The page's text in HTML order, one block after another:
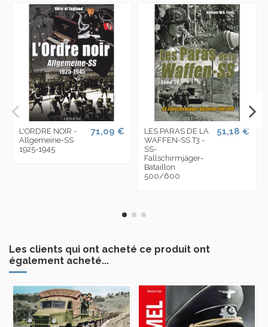
L'ORDRE NOIR -
Allgemeine-SS
1925-1945
71,09 €
LES PARAS DE LA
WAFFEN-SS T3 -
SS-
Fallschirmjäger-
Bataillon
500/600
51,18 €
Les clients qui ont acheté ce produit ont
également acheté...